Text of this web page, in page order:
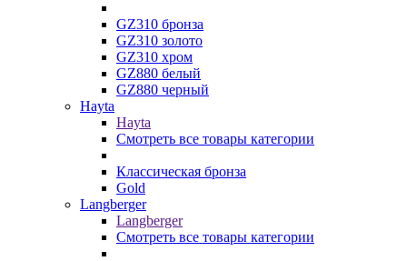
GZ310 бронза
GZ310 золото
GZ310 хром
GZ880 белый
GZ880 черный
Hayta
Hayta
Смотреть все товары категории
Классическая бронза
Gold
Langberger
Langberger
Смотреть все товары категории